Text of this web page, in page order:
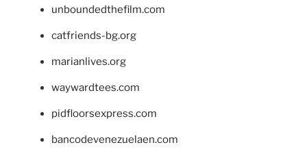
unboundedthefilm.com
catfriends-bg.org
marianlives.org
waywardtees.com
pidfloorsexpress.com
bancodevenezuelaen.com